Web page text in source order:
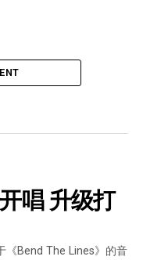
唱 升级打
《Bend The Lines》的音